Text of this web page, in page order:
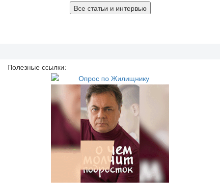
Все статьи и интервью
Полезные ссылки: